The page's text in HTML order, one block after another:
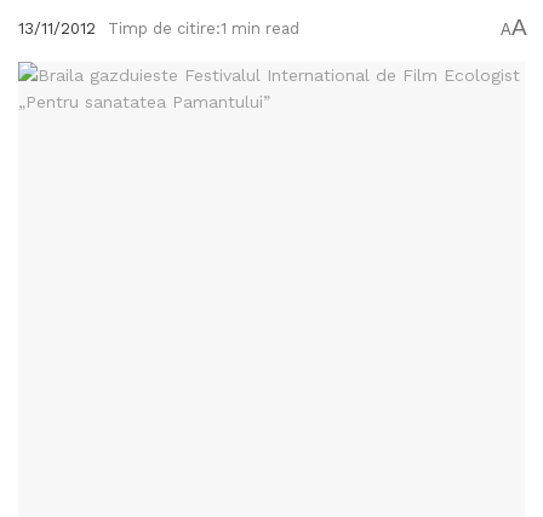
13/11/2012 Timp de citire:1 min read AA